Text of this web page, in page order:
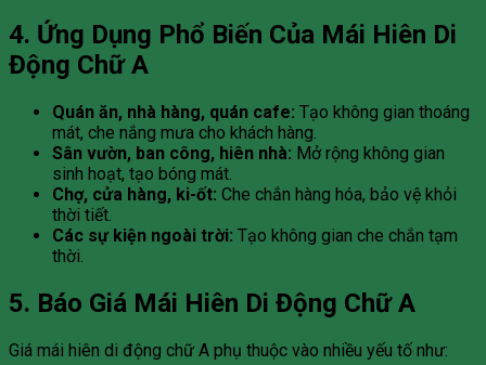
4. Ứng Dụng Phổ Biến Của Mái Hiên Di
Động Chữ A
Quán ăn, nhà hàng, quán cafe: Tạo không gian thoáng
mát, che nắng mưa cho khách hàng.
Sân vườn, ban công, hiên nhà: Mở rộng không gian
sinh hoạt, tạo bóng mát.
Chợ, cửa hàng, ki-ốt: Che chắn hàng hóa, bảo vệ khỏi
thời tiết.
Các sự kiện ngoài trời: Tạo không gian che chắn tạm
thời.
5. Báo Giá Mái Hiên Di Động Chữ A
Giá mái hiên di động chữ A phụ thuộc vào nhiều yếu tố như: